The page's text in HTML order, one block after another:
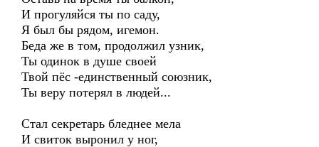
И прогуляйся ты по саду,
Я был бы рядом, игемон.
Беда же в том, продолжил узник,
Ты одинок в душе своей
Твой пёс -единственный союзник,
Ты веру потерял в людей...
Стал секретарь бледнее мела
И свиток выронил у ног,